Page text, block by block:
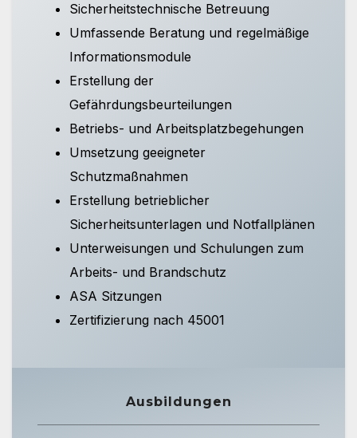
Sicherheitstechnische Betreuung
Umfassende Beratung und regelmäßige
Informationsmodule
Erstellung der
Gefährdungsbeurteilungen
Betriebs- und Arbeitsplatzbegehungen
Umsetzung geeigneter
Schutzmaßnahmen
Erstellung betrieblicher
Sicherheitsunterlagen und Notfallplänen
Unterweisungen und Schulungen zum
Arbeits- und Brandschutz
ASA Sitzungen
Zertifizierung nach 45001
Ausbildungen